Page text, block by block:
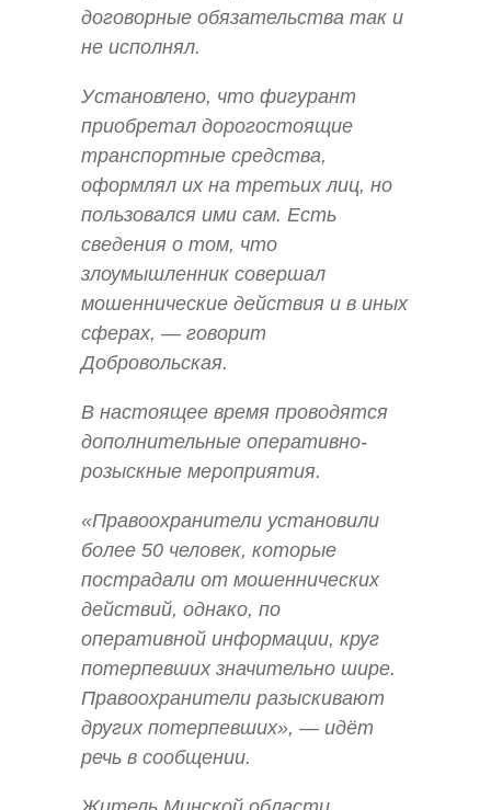
договорные обязательства так и
не исполнял.
Установлено, что фигурант
приобретал дорогостоящие
транспортные средства,
оформлял их на третьих лиц, но
пользовался ими сам. Есть
сведения о том, что
злоумышленник совершал
мошеннические действия и в иных
сферах, — говорит
Добровольская.
В настоящее время проводятся
дополнительные оперативно-
розыскные мероприятия.
«Правоохранители установили
более 50 человек, которые
пострадали от мошеннических
действий, однако, по
оперативной информации, круг
потерпевших значительно шире.
Правоохранители разыскивают
других потерпевших», — идёт
речь в сообщении.